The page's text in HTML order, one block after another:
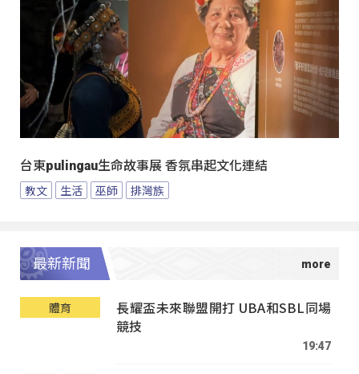
台東pulingau生命故事展 香氛串起文化連結
教文 生活 巫師 排灣族
最新新聞
體育
長耀盃未來聯盟開打 UBA和SBL同場
競技
19:47